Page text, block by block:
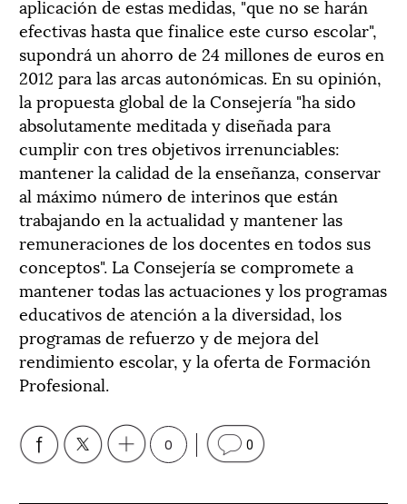
aplicación de estas medidas, "que no se harán
efectivas hasta que finalice este curso escolar",
supondrá un ahorro de 24 millones de euros en
2012 para las arcas autonómicas. En su opinión,
la propuesta global de la Consejería "ha sido
absolutamente meditada y diseñada para
cumplir con tres objetivos irrenunciables:
mantener la calidad de la enseñanza, conservar
al máximo número de interinos que están
trabajando en la actualidad y mantener las
remuneraciones de los docentes en todos sus
conceptos". La Consejería se compromete a
mantener todas las actuaciones y los programas
educativos de atención a la diversidad, los
programas de refuerzo y de mejora del
rendimiento escolar, y la oferta de Formación
Profesional.
0 0